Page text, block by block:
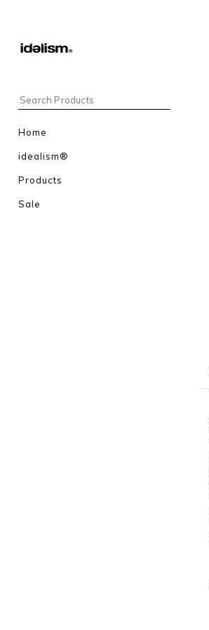
Home
idealism®
Products
Sale